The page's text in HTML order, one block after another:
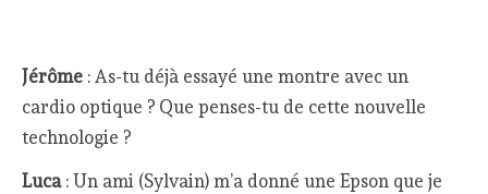
Jérôme : As-tu déjà essayé une montre avec un
cardio optique ? Que penses-tu de cette nouvelle
technologie ?
Luca : Un ami (Sylvain) m’a donné une Epson que je